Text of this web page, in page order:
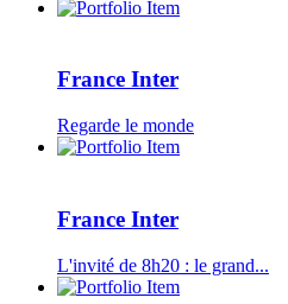
France Inter
Regarde le monde
France Inter
L'invité de 8h20 : le grand...